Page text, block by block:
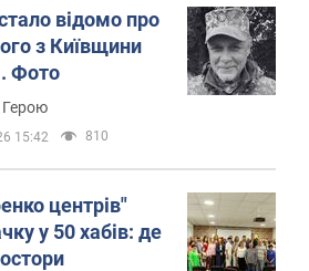
відомо про
з Київщини
Фото
Герою
15:42 810
центрів"
у 50 хабів: де